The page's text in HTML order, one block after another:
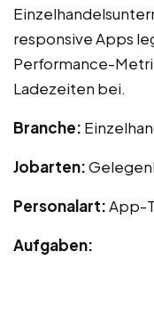
responsive Apps
Performance-
Ladezeiten bei.
Branche:
Jobarten:
Personalart:App-
Aufgaben: